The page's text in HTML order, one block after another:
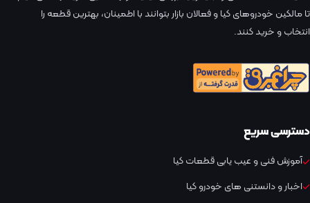
تا مالکین خودروهای کیا و فعالان بازار بتوانند با اطمینان، بهترین قطعه را
انتخاب و خرید کنند.
دسترسی سریع
آموزش فنی و عیب یابی قطعات کیا
اخبار و دانستنی های خودرو کیا